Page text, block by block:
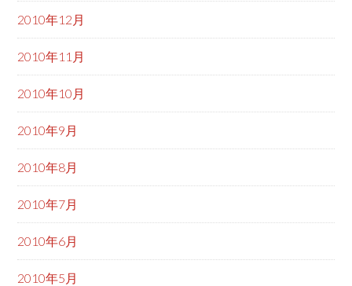
2010年12月
2010年11月
2010年10月
2010年9月
2010年8月
2010年7月
2010年6月
2010年5月